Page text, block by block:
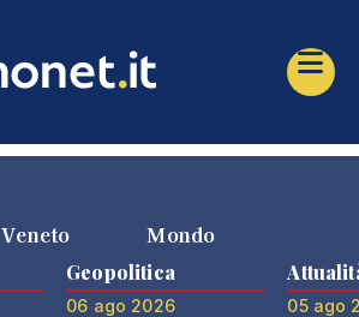
Veneto Mondo
Geopolitica
06 ago 2026 05 ago